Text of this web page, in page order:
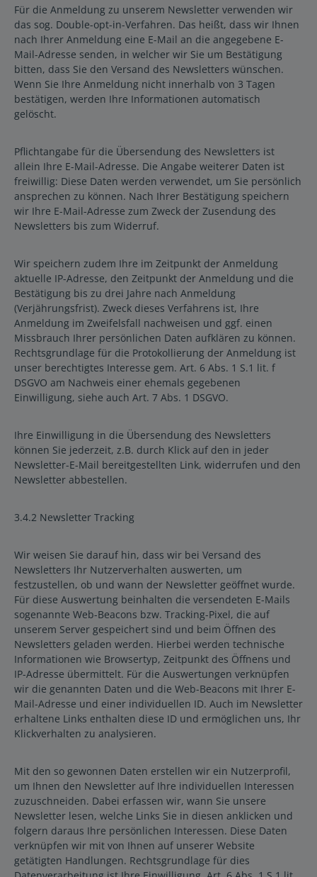
Für die Anmeldung zu unserem Newsletter verwenden wir
das sog. Double-opt-in-Verfahren. Das heißt, dass wir Ihnen
nach Ihrer Anmeldung eine E-Mail an die angegebene E-
Mail-Adresse senden, in welcher wir Sie um Bestätigung
bitten, dass Sie den Versand des Newsletters wünschen.
Wenn Sie Ihre Anmeldung nicht innerhalb von 3 Tagen
bestätigen, werden Ihre Informationen automatisch
gelöscht.
Pflichtangabe für die Übersendung des Newsletters ist
allein Ihre E-Mail-Adresse. Die Angabe weiterer Daten ist
freiwillig: Diese Daten werden verwendet, um Sie persönlich
ansprechen zu können. Nach Ihrer Bestätigung speichern
wir Ihre E-Mail-Adresse zum Zweck der Zusendung des
Newsletters bis zum Widerruf.
Wir speichern zudem Ihre im Zeitpunkt der Anmeldung
aktuelle IP-Adresse, den Zeitpunkt der Anmeldung und die
Bestätigung bis zu drei Jahre nach Anmeldung
(Verjährungsfrist). Zweck dieses Verfahrens ist, Ihre
Anmeldung im Zweifelsfall nachweisen und ggf. einen
Missbrauch Ihrer persönlichen Daten aufklären zu können.
Rechtsgrundlage für die Protokollierung der Anmeldung ist
unser berechtigtes Interesse gem. Art. 6 Abs. 1 S.1 lit. f
DSGVO am Nachweis einer ehemals gegebenen
Einwilligung, siehe auch Art. 7 Abs. 1 DSGVO.
Ihre Einwilligung in die Übersendung des Newsletters
können Sie jederzeit, z.B. durch Klick auf den in jeder
Newsletter-E-Mail bereitgestellten Link, widerrufen und den
Newsletter abbestellen.
3.4.2 Newsletter Tracking
Wir weisen Sie darauf hin, dass wir bei Versand des
Newsletters Ihr Nutzerverhalten auswerten, um
festzustellen, ob und wann der Newsletter geöffnet wurde.
Für diese Auswertung beinhalten die versendeten E-Mails
sogenannte Web-Beacons bzw. Tracking-Pixel, die auf
unserem Server gespeichert sind und beim Öffnen des
Newsletters geladen werden. Hierbei werden technische
Informationen wie Browsertyp, Zeitpunkt des Öffnens und
IP-Adresse übermittelt. Für die Auswertungen verknüpfen
wir die genannten Daten und die Web-Beacons mit Ihrer E-
Mail-Adresse und einer individuellen ID. Auch im Newsletter
erhaltene Links enthalten diese ID und ermöglichen uns, Ihr
Klickverhalten zu analysieren.
Mit den so gewonnen Daten erstellen wir ein Nutzerprofil,
um Ihnen den Newsletter auf Ihre individuellen Interessen
zuzuschneiden. Dabei erfassen wir, wann Sie unsere
Newsletter lesen, welche Links Sie in diesen anklicken und
folgern daraus Ihre persönlichen Interessen. Diese Daten
verknüpfen wir mit von Ihnen auf unserer Website
getätigten Handlungen. Rechtsgrundlage für dies